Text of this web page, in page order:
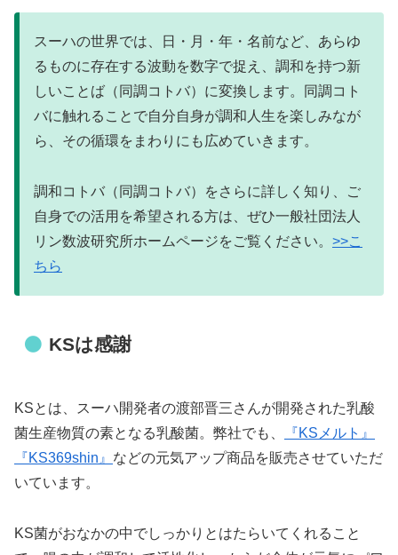
スーハの世界では、日・月・年・名前など、あらゆ
るものに存在する波動を数字で捉え、調和を持つ新
しいことば（同調コトバ）に変換します。同調コト
バに触れることで自分自身が調和人生を楽しみなが
ら、その循環をまわりにも広めていきます。
調和コトバ（同調コトバ）をさらに詳しく知り、ご
自身での活用を希望される方は、ぜひ一般社団法人
リン数波研究所ホームページをご覧ください。 >>こ
ちら
KSは感謝
KSとは、スーハ開発者の渡部晋三さんが開発された乳酸
菌生産物質の素となる乳酸菌。弊社でも、
『KSメルト』
『KS369shin』 などの元気アップ商品を販売させていただ
いています。
KS菌がおなかの中でしっかりとはたらいてくれること